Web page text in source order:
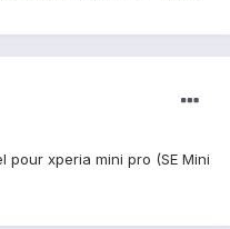
xperia mini pro (SE Mini